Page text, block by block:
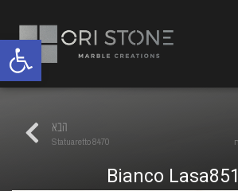
הבא
Statuaretto 8470
Bianco